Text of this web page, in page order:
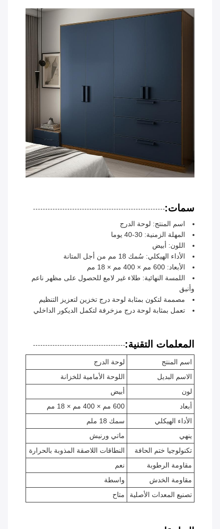
سمات:
اسم المنتج: لوحة الدرج
المهلة الزمنية: 30-40 يوما
اللون: أبيض
الأداء الهيكلي: سُمك 18 مم من أجل المتانة
الأبعاد: 600 مم × 400 مم × 18 مم
اللمسة النهائية: طلاء غير لامع للحصول على مظهر ناعم
وأنيق
مصممة لتكون بمثابة لوحة درج تخزين لتعزيز التنظيم
تعمل بمثابة لوحة درج مزخرفة لتكمل الديكور الداخلي
المعلمات التقنية:
اسم المنتج
لوحة الدرج
الاسم البديل
اللوحة الأمامية للخزانة
لون
أبيض
أبعاد
600 مم × 400 مم × 18 مم
الأداء الهيكلي
سمك 18 ملم
ينهي
ماتي ورنيش
تكنولوجيا ختم الحافة
النطاقات اللاصقة المذوبة بالحرارة
مقاومة الرطوبة
نعم
مقاومة الخدش
واسطة
تصنيع المعدات الأصلية
متاح